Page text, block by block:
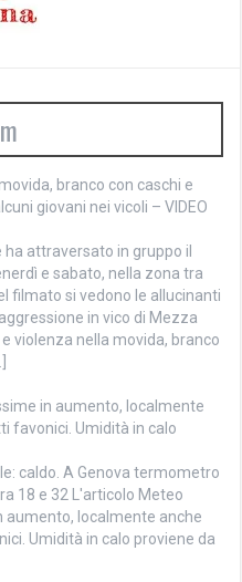
branco con caschi e
giovani nei vicoli – VIDEO
attraversato in gruppo il
e sabato, nella zona tra
filmato si vedono le allucinanti
in vico di Mezza
violenza nella movida, branco
in aumento, localmente
favonici. Umidità in calo
caldo. A Genova termometro
18 e 32 L'articolo Meteo
localmente anche
Umidità in calo proviene da